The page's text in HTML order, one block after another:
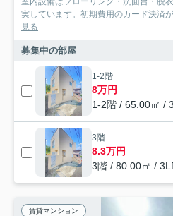
実しています。初期費用のカード決済
見る
募集中の部屋
1-2階
8万円
1-2階 / 65.00㎡ /
3階
8.3万円
3階 / 80.00㎡ /
賃貸マンション